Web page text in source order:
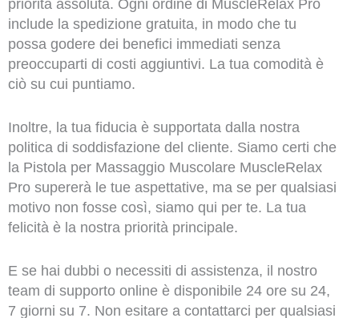
priorità assoluta. Ogni ordine di MuscleRelax Pro
include la spedizione gratuita, in modo che tu
possa godere dei benefici immediati senza
preoccuparti di costi aggiuntivi. La tua comodità è
ciò su cui puntiamo.
Inoltre, la tua fiducia è supportata dalla nostra
politica di soddisfazione del cliente. Siamo certi che
la Pistola per Massaggio Muscolare MuscleRelax
Pro supererà le tue aspettative, ma se per qualsiasi
motivo non fosse così, siamo qui per te. La tua
felicità è la nostra priorità principale.
E se hai dubbi o necessiti di assistenza, il nostro
team di supporto online è disponibile 24 ore su 24,
7 giorni su 7. Non esitare a contattarci per qualsiasi